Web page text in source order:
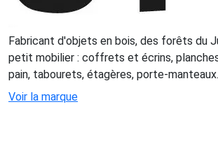
Fabricant d'objets en bois, des forêts du
petit mobilier : coffrets et écrins,
pain, tabourets, étagères, porte-
Voir la marque